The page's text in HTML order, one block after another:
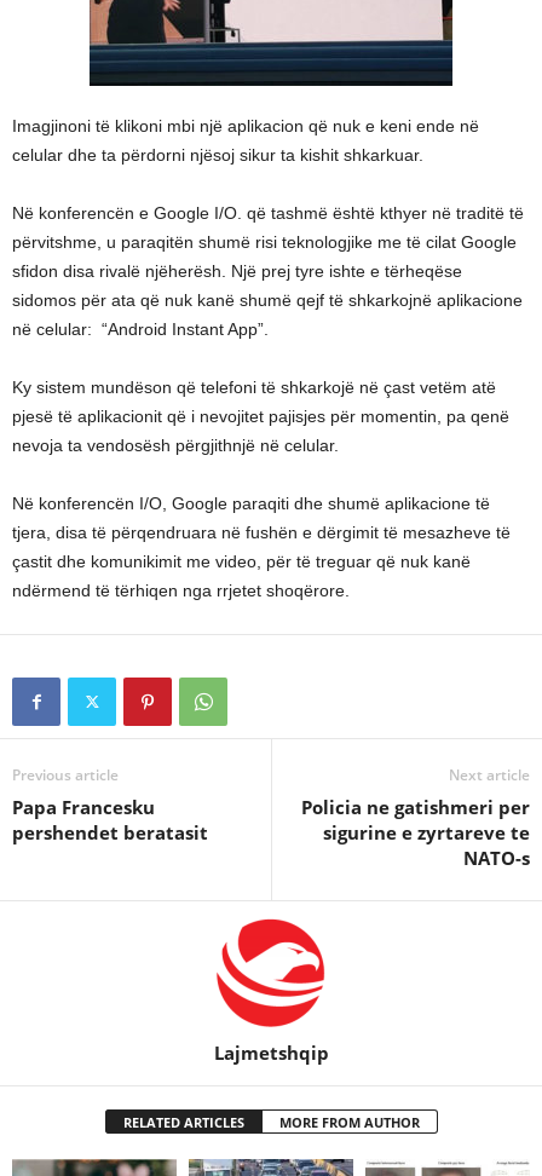
Imagjinoni të klikoni mbi një aplikacion që nuk e keni ende në
celular dhe ta përdorni njësoj sikur ta kishit shkarkuar.
Në konferencën e Google I/O. që tashmë është kthyer në traditë të
përvitshme, u paraqitën shumë risi teknologjike me të cilat Google
sfidon disa rivalë njëherësh. Një prej tyre ishte e tërheqëse
sidomos për ata që nuk kanë shumë qejf të shkarkojnë aplikacione
në celular: “Android Instant App”.
Ky sistem mundëson që telefoni të shkarkojë në çast vetëm atë
pjesë të aplikacionit që i nevojitet pajisjes për momentin, pa qenë
nevoja ta vendosësh përgjithnjë në celular.
Në konferencën I/O, Google paraqiti dhe shumë aplikacione të
tjera, disa të përqendruara në fushën e dërgimit të mesazheve të
çastit dhe komunikimit me video, për të treguar që nuk kanë
ndërmend të tërhiqen nga rrjetet shoqërore.
Previous article
Papa Francesku
pershendet beratasit
Next article
Policia ne gatishmeri per
sigurine e zyrtareve te
NATO-s
Lajmetshqip
RELATED ARTICLES MORE FROM AUTHOR